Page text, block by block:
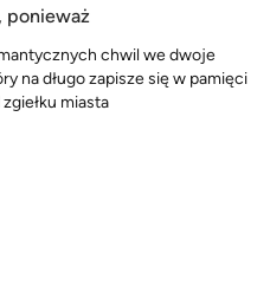
ponieważ
chwil we dwoje
na długo zapisze się w pamięci
miasta